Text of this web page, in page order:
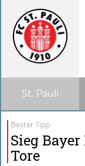
St. Pauli
Bester Tipp
Sieg
Tore